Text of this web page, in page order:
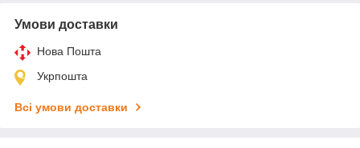
Умови доставки
Нова Пошта
Укрпошта
Всі умови доставки